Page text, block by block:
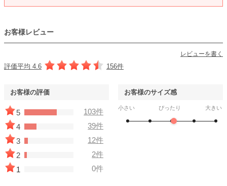
お客様レビュー
レビューを書く
評価平均 4.6 156件
お客様の評価
5
103件
4
39件
3
12件
2
2件
1
0件
お客様のサイズ感
小さい ぴったり 大きい